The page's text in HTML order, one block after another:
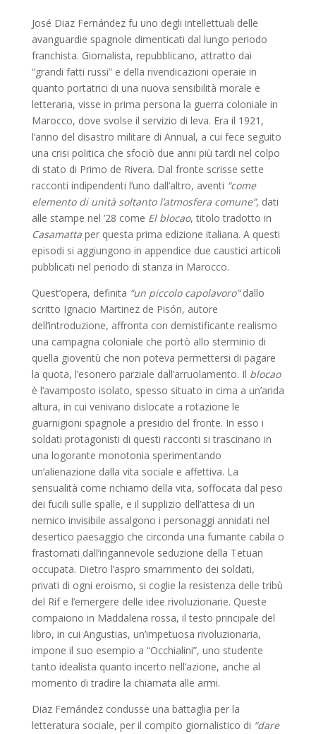
José Diaz Fernández fu uno degli intellettuali delle
avanguardie spagnole dimenticati dal lungo periodo
franchista. Giornalista, repubblicano, attratto dai
“grandi fatti russi” e della rivendicazioni operaie in
quanto portatrici di una nuova sensibilità morale e
letteraria, visse in prima persona la guerra coloniale in
Marocco, dove svolse il servizio di leva. Era il 1921,
l’anno del disastro militare di Annual, a cui fece seguito
una crisi politica che sfociò due anni più tardi nel colpo
di stato di Primo de Rivera. Dal fronte scrisse sette
racconti indipendenti l’uno dall’altro, aventi “come
elemento di unità soltanto l’atmosfera comune”, dati
alle stampe nel ’28 come El blocao, titolo tradotto in
Casamattaper questa prima edizione italiana. A questi
episodi si aggiungono in appendice due caustici articoli
pubblicati nel periodo di stanza in Marocco.
Quest’opera, definita “un piccolo capolavoro”dallo
scritto Ignacio Martinez de Pisón, autore
dell’introduzione, affronta con demistificante realismo
una campagna coloniale che portò allo sterminio di
quella gioventù che non poteva permettersi di pagare
la quota, l’esonero parziale dall’arruolamento. Il blocao
è l’avamposto isolato, spesso situato in cima a un’arida
altura, in cui venivano dislocate a rotazione le
guarnigioni spagnole a presidio del fronte. In esso i
soldati protagonisti di questi racconti si trascinano in
una logorante monotonia sperimentando
un’alienazione dalla vita sociale e affettiva. La
sensualità come richiamo della vita, soffocata dal peso
dei fucili sulle spalle, e il supplizio dell’attesa di un
nemico invisibile assalgono i personaggi annidati nel
desertico paesaggio che circonda una fumante cabila o
frastornati dall’ingannevole seduzione della Tetuan
occupata. Dietro l’aspro smarrimento dei soldati,
privati di ogni eroismo, si coglie la resistenza delle tribù
del Rif e l’emergere delle idee rivoluzionarie. Queste
compaiono in Maddalena rossa, il testo principale del
libro, in cui Angustias, un’impetuosa rivoluzionaria,
impone il suo esempio a “Occhialini”, uno studente
tanto idealista quanto incerto nell’azione, anche al
momento di tradire la chiamata alle armi.
Diaz Fernández condusse una battaglia per la
letteratura sociale, per il compito giornalistico di “dare